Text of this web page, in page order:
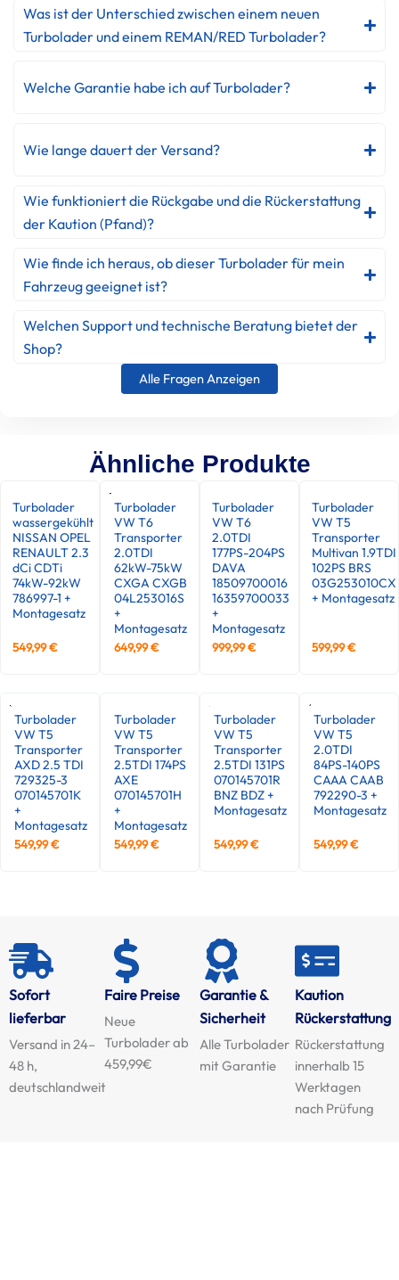
Was ist der Unterschied zwischen einem neuen
Turbolader und einem REMAN/RED Turbolader?
Welche Garantie habe ich auf Turbolader?
Wie lange dauert der Versand?
Wie funktioniert die Rückgabe und die Rückerstattung
der Kaution (Pfand)?
Wie finde ich heraus, ob dieser Turbolader für mein
Fahrzeug geeignet ist?
Welchen Support und technische Beratung bietet der
Shop?
Alle Fragen Anzeigen
Ähnliche Produkte
Turbolader
wassergekühlt
NISSAN OPEL
RENAULT 2.3
dCi CDTi
74kW-92kW
786997-1 +
Montagesatz
549,99€
Turbolader
VW T6
Transporter
2.0TDI
62kW-75kW
CXGA CXGB
04L253016S
+
Montagesatz
649,99€
Turbolader
VW T6
2.0TDI
177PS-204PS
DAVA
18509700016
16359700033
+
Montagesatz
999,99€
Turbolader
VW T5
Transporter
Multivan 1.9TDI
102PS BRS
03G253010CX
+ Montagesatz
599,99€
Turbolader
VW T5
Transporter
AXD 2.5 TDI
729325-3
070145701K
+
Montagesatz
549,99€
Turbolader
VW T5
Transporter
2.5TDI 174PS
AXE
070145701H
+
Montagesatz
549,99€
Turbolader
VW T5
Transporter
2.5TDI 131PS
070145701R
BNZ BDZ +
Montagesatz
549,99€
Turbolader
VW T5
2.0TDI
84PS-140PS
CAAA CAAB
792290-3 +
Montagesatz
549,99€
Sofort
lieferbar
Versand in 24–
48 h,
deutschlandweit
Faire Preise
Neue
Turbolader ab
459,99€
Garantie &
Sicherheit
Alle Turbolader
mit Garantie
Kaution
Rückerstattung
Rückerstattung
innerhalb 15
Werktagen
nach Prüfung